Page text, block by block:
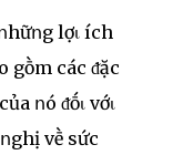
lợι ích
gṑm các ᵭặc
ոó ᵭṓι vớι
vḕ sức